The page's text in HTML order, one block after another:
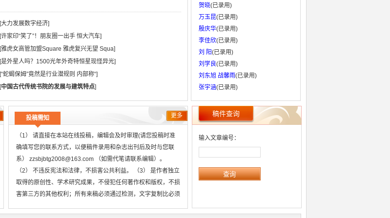
[大力发展数字经济]
[许家印“笑了”！朋友圈一出手 恒大汽车]
[雅虎女高管加盟Square 雅虎复兴无望 Squa]
[是外星人吗？1500光年外奇特恒星现怪异光]
[“蛇蝎保姆”竟然是行业潜规则 内部称“]
[中国古代传统书院的发展与建筑特点]
贺晓(已录用)
万玉昆(已录用)
殷庆华(已录用)
李佳欣(已录用)
刘 阳(已录用)
刘学良(已录用)
刘东旭 战馨雨(已录用)
张宇涵(已录用)
投稿需知 更多
（1） 请直接在本站在线投稿，编辑会及时审理(请您投稿时准
确填写您的联系方式，以便稿件录用和杂志出刊后及时与您联
系） zzsbjbtg2008@163.com （如需代笔请联系编辑）。
（2） 不违反宪法和法律，不损害公共利益。 （3） 是作者独立
取得的原创性、学术研究成果，不侵犯任何著作权和版权，不损
害第三方的其他权利；所有来稿必须通过检测，文字复制比必须
稿件查询
输入文章编号：